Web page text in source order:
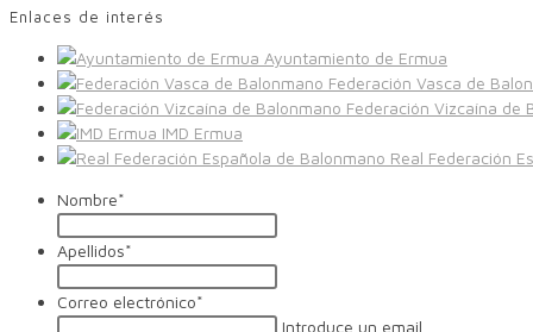
Enlaces de interés
Ayuntamiento de Ermua
Federación Vasca de
Federación Vizcaína de
IMD Ermua
Real Federación
Nombre*
Apellidos*
Correo electrónico*
Introduce un email